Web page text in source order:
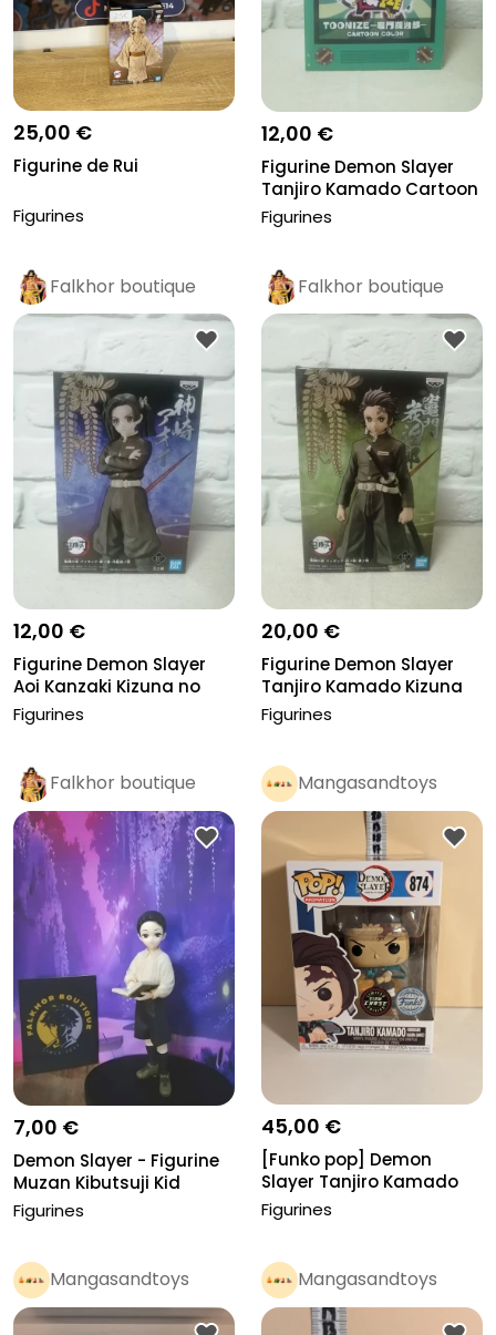
25,00 €
Figurine de Rui
Figurines
12,00 €
Figurine Demon Slayer
Tanjiro Kamado Cartoon
Color...
Figurines
Falkhor boutique
Pro
12,00 €
Figurine Demon Slayer
Aoi Kanzaki Kizuna no
Sou Sp...
Figurines
Falkhor boutique
Pro
20,00 €
Figurine Demon Slayer
Tanjiro Kamado Kizuna
no Sou...
Figurines
Falkhor boutique
Pro
7,00 €
Demon Slayer - Figurine
Muzan Kibutsuji Kid
Demon...
Figurines
Mangasandtoys
Pro
45,00 €
[Funko pop] Demon
Slayer Tanjiro Kamado
glow chse...
Figurines
Mangasandtoys
Pro
Mangasandtoys
Pro